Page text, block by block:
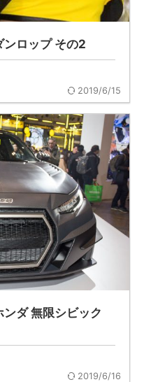
ロップ その2
2019/6/15
ダ 無限シビック
2019/6/16